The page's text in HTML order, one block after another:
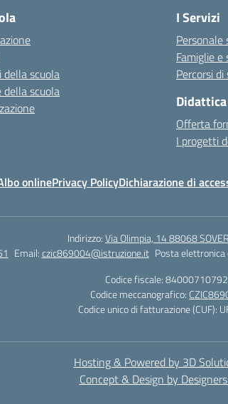
della scuola
della scuola
I Servizi
Personale
Famiglie
Percorsi
Didattica
Offerta
I progetti
onlinePrivacy PolicyDichiarazione di
Indirizzo:Via Olimpia, 14 88068
Email:czic869004@istruzione.it Posta elettronica
Codice fiscale: 84000710792
Codice meccanografico:
Codice unico di fatturazione (CUF):
Hosting & Powered by 3D
Concept & Design by